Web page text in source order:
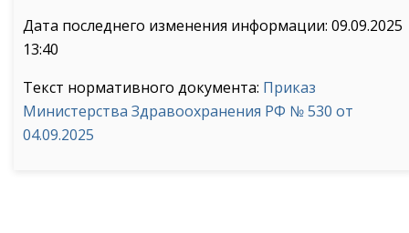
Дата последнего изменения информации: 09.09.2025
13:40
Текст нормативного документа: Приказ
Министерства Здравоохранения РФ № 530 от
04.09.2025